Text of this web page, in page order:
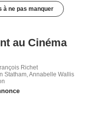
à ne pas manquer
au Cinéma
Richet
Statham, Annabelle Wallis